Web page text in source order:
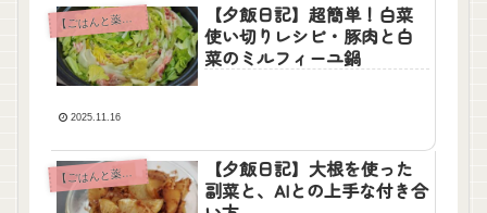
【
ごはんと薬膳】
【夕飯日記】超簡単！白菜
使い切りレシピ・豚肉と白
菜のミルフィーユ鍋
2025.11.16
【
ごはんと薬膳】
【夕飯日記】大根を使った
副菜と、AIとの上手な付き合